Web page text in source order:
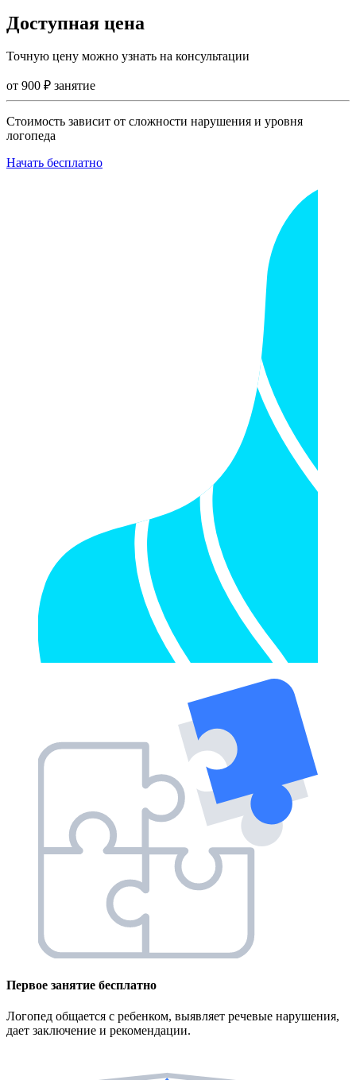
Доступная цена
Точную цену можно узнать на консультации
от 900 ₽ занятие
Стоимость зависит от сложности нарушения и уровня
логопеда
Начать бесплатно
Первое занятие бесплатно
Логопед общается с ребенком, выявляет речевые нарушения,
дает заключение и рекомендации.